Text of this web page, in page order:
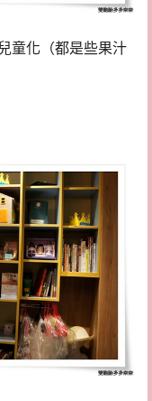
童化（都是些果汁